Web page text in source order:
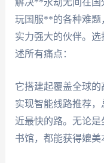
解决**永劫无间在
玩国服**的各种难题
实力强大的伙伴。选
述所有痛点：
它搭建起覆盖全球
实现智能线路推荐
近最快的路。无论是
书馆，都能获得媲美